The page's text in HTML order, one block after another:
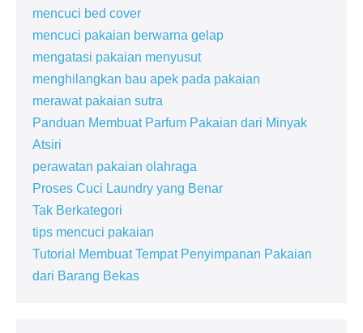
mencuci bed cover
mencuci pakaian berwarna gelap
mengatasi pakaian menyusut
menghilangkan bau apek pada pakaian
merawat pakaian sutra
Panduan Membuat Parfum Pakaian dari Minyak
Atsiri
perawatan pakaian olahraga
Proses Cuci Laundry yang Benar
Tak Berkategori
tips mencuci pakaian
Tutorial Membuat Tempat Penyimpanan Pakaian
dari Barang Bekas